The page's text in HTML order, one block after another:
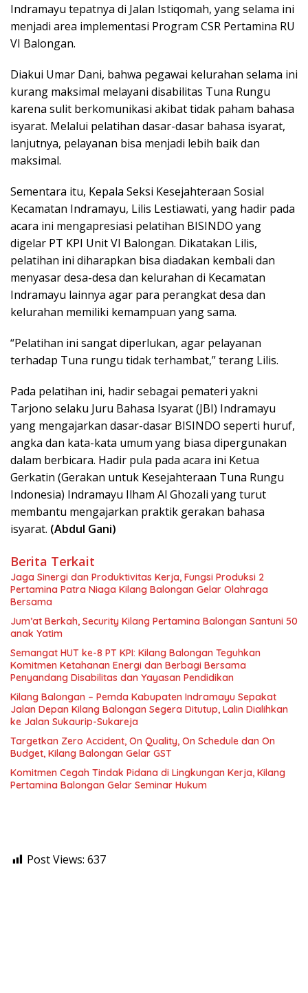
Indramayu tepatnya di Jalan Istiqomah, yang selama ini
menjadi area implementasi Program CSR Pertamina RU
VI Balongan.
Diakui Umar Dani, bahwa pegawai kelurahan selama ini
kurang maksimal melayani disabilitas Tuna Rungu
karena sulit berkomunikasi akibat tidak paham bahasa
isyarat. Melalui pelatihan dasar-dasar bahasa isyarat,
lanjutnya, pelayanan bisa menjadi lebih baik dan
maksimal.
Sementara itu, Kepala Seksi Kesejahteraan Sosial
Kecamatan Indramayu, Lilis Lestiawati, yang hadir pada
acara ini mengapresiasi pelatihan BISINDO yang
digelar PT KPI Unit VI Balongan. Dikatakan Lilis,
pelatihan ini diharapkan bisa diadakan kembali dan
menyasar desa-desa dan kelurahan di Kecamatan
Indramayu lainnya agar para perangkat desa dan
kelurahan memiliki kemampuan yang sama.
“Pelatihan ini sangat diperlukan, agar pelayanan
terhadap Tuna rungu tidak terhambat,” terang Lilis.
Pada pelatihan ini, hadir sebagai pemateri yakni
Tarjono selaku Juru Bahasa Isyarat (JBI) Indramayu
yang mengajarkan dasar-dasar BISINDO seperti huruf,
angka dan kata-kata umum yang biasa dipergunakan
dalam berbicara. Hadir pula pada acara ini Ketua
Gerkatin (Gerakan untuk Kesejahteraan Tuna Rungu
Indonesia) Indramayu Ilham Al Ghozali yang turut
membantu mengajarkan praktik gerakan bahasa
isyarat. (Abdul Gani)
Berita Terkait
Jaga Sinergi dan Produktivitas Kerja, Fungsi Produksi 2
Pertamina Patra Niaga Kilang Balongan Gelar Olahraga
Bersama
Jum’at Berkah, Security Kilang Pertamina Balongan Santuni 50
anak Yatim
Semangat HUT ke-8 PT KPI: Kilang Balongan Teguhkan
Komitmen Ketahanan Energi dan Berbagi Bersama
Penyandang Disabilitas dan Yayasan Pendidikan
Kilang Balongan – Pemda Kabupaten Indramayu Sepakat
Jalan Depan Kilang Balongan Segera Ditutup, Lalin Dialihkan
ke Jalan Sukaurip-Sukareja
Targetkan Zero Accident, On Quality, On Schedule dan On
Budget, Kilang Balongan Gelar GST
Komitmen Cegah Tindak Pidana di Lingkungan Kerja, Kilang
Pertamina Balongan Gelar Seminar Hukum
Post Views: 637